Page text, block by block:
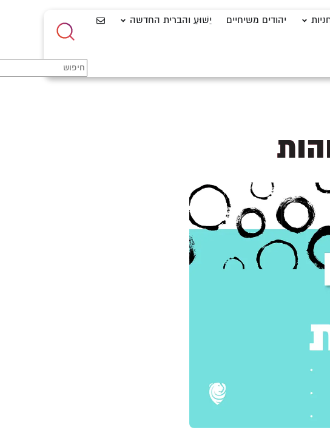
יהודים משיחיים יֵשׁוּעַ והברית החדשה